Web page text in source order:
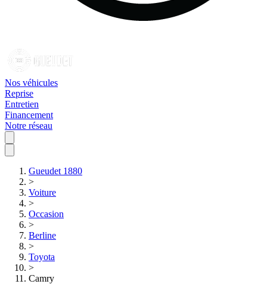
Nos véhicules
Reprise
Entretien
Financement
Notre réseau
Gueudet 1880
>
Voiture
>
Occasion
>
Berline
>
Toyota
>
Camry